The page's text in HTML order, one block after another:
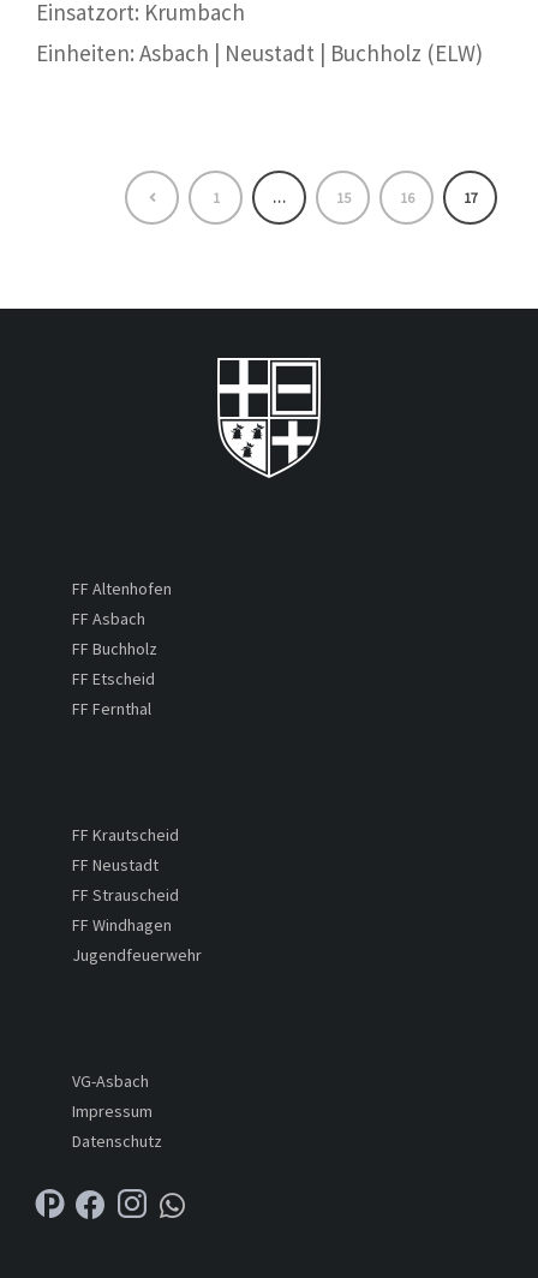
Einsatzort: Krumbach
Einheiten: Asbach | Neustadt | Buchholz (ELW)
1 … 15 16 17
FF Altenhofen
FF Asbach
FF Buchholz
FF Etscheid
FF Fernthal
FF Krautscheid
FF Neustadt
FF Strauscheid
FF Windhagen
Jugendfeuerwehr
VG-Asbach
Impressum
Datenschutz